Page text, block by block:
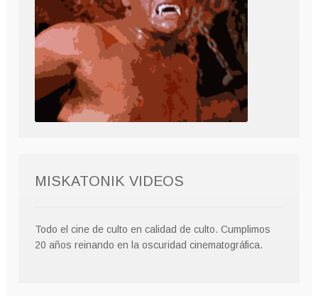
MISKATONIK VIDEOS
Todo el cine de culto en calidad de culto. Cumplimos
20 años reinando en la oscuridad cinematográfica.